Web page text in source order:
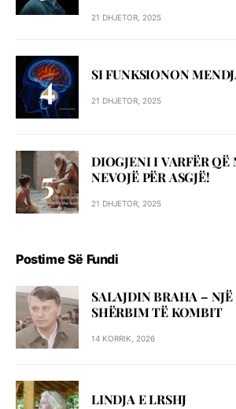
21 DHJETOR, 2025
SI FUNKSIONON
21 DHJETOR, 2025
DIOGJENI I VARFËR QË
NEVOJË PËR ASGJË!
21 DHJETOR, 2025
Postime Së Fundi
SALAJDIN BRAHA –
SHЁRBIM TЁ KOMBIT
14 KORRIK, 2026
LINDJA E LRSHJ